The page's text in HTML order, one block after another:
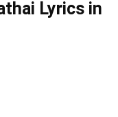
Lyrics in